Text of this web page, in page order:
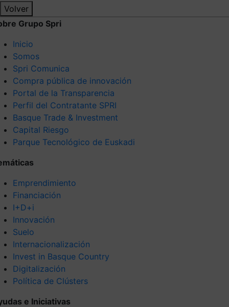
Volver
Grupo Spri
Inicio
Somos
Spri Comunica
Compra pública de innovación
Portal de la Transparencia
Perfil del Contratante SPRI
Basque Trade & Investment
Capital Riesgo
Parque Tecnológico de Euskadi
Emprendimiento
Financiación
I+D+i
Innovación
Suelo
Internacionalización
Invest in Basque Country
Digitalización
Política de Clústers
e Iniciativas